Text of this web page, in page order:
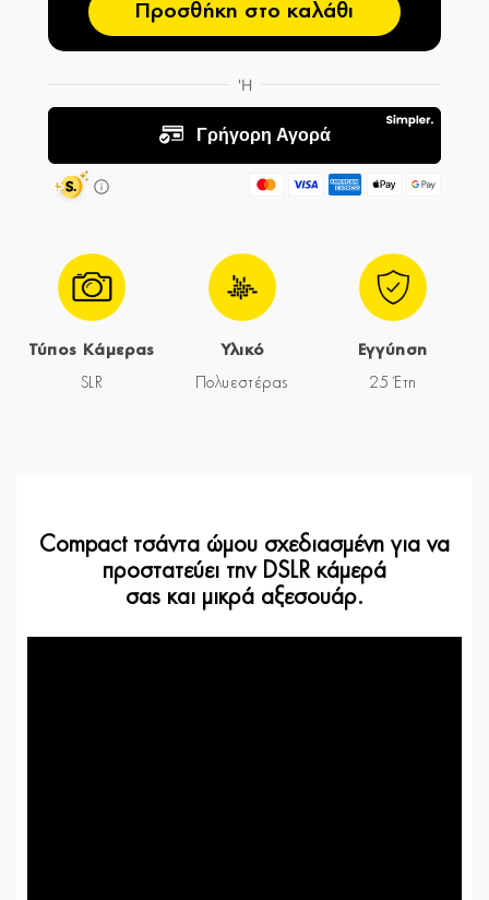
Προσθήκη στο καλάθι
Τύπος Κάμερας
SLR
Υλικό
Πολυεστέρας
Εγγύηση
25 Έτη
Compact τσάντα ώμου σχεδιασμένη για να
προστατεύει την DSLR κάμερά
σας και μικρά αξεσουάρ.